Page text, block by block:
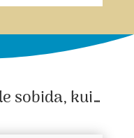
sobida, kui…